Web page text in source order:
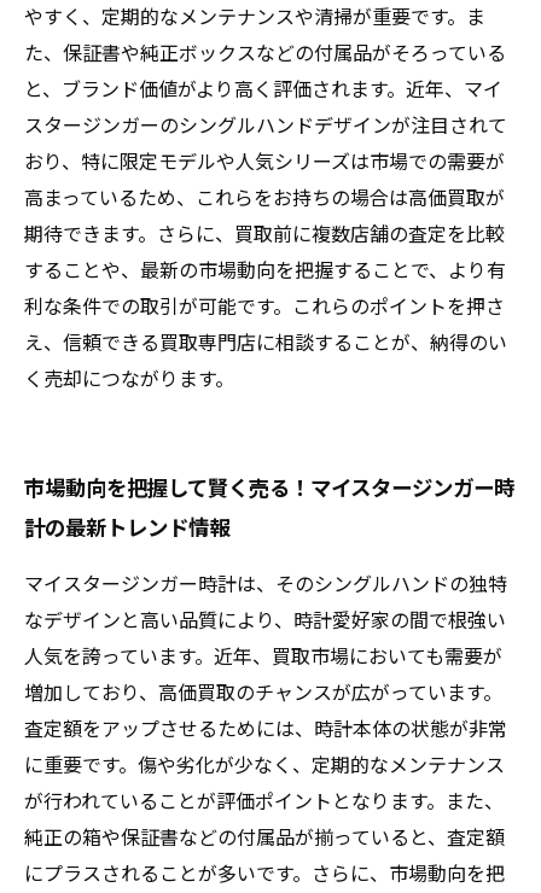
やすく、定期的なメンテナンスや清掃が重要です。ま
た、保証書や純正ボックスなどの付属品がそろっている
と、ブランド価値がより高く評価されます。近年、マイ
スタージンガーのシングルハンドデザインが注目されて
おり、特に限定モデルや人気シリーズは市場での需要が
高まっているため、これらをお持ちの場合は高価買取が
期待できます。さらに、買取前に複数店舗の査定を比較
することや、最新の市場動向を把握することで、より有
利な条件での取引が可能です。これらのポイントを押さ
え、信頼できる買取専門店に相談することが、納得のい
く売却につながります。
市場動向を把握して賢く売る！マイスタージンガー時
計の最新トレンド情報
マイスタージンガー時計は、そのシングルハンドの独特
なデザインと高い品質により、時計愛好家の間で根強い
人気を誇っています。近年、買取市場においても需要が
増加しており、高価買取のチャンスが広がっています。
査定額をアップさせるためには、時計本体の状態が非常
に重要です。傷や劣化が少なく、定期的なメンテナンス
が行われていることが評価ポイントとなります。また、
純正の箱や保証書などの付属品が揃っていると、査定額
にプラスされることが多いです。さらに、市場動向を把